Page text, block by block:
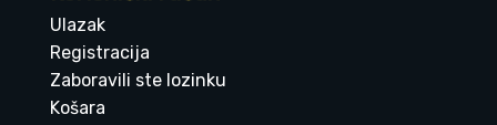
Ulazak
Registracija
Zaboravili ste lozinku
Košara